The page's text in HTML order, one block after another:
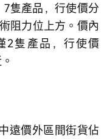
隻產品，行使價分
阻力位上方。價內
2隻產品，行使價
遠價外區間街貨佔